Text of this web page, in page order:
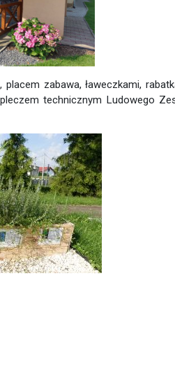
zabawa, ławeczkami,
technicznym Ludowego